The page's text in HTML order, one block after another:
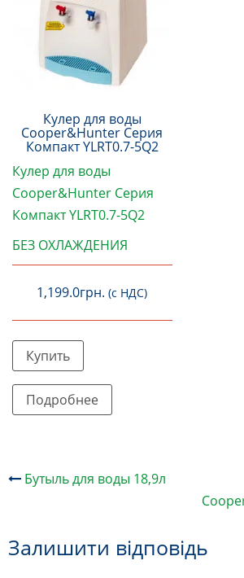
Кулер для воды
Cooper&Hunter Серия
Компакт YLRT0.7-5Q2
Кулер для воды
Cooper&Hunter Серия
Компакт YLRT0.7-5Q2
БЕЗ ОХЛАЖДЕНИЯ
1,199.0грн. (с НДС)
Купить
Подробнее
Навігація
Бутыль для воды 18,9л
Залишити відповідь